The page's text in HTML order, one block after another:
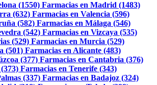
(1550) Farmacias en Madrid (1483)
(632) Farmacias en Valencia (596)
(582) Farmacias en Málaga (546)
(542) Farmacias en Vizcaya (535)
(529) Farmacias en Murcia (529)
(501) Farmacias en Alicante (483)
(377) Farmacias en Cantabria (376)
Farmacias en Tenerife (343)
(337) Farmacias en Badajoz (324)